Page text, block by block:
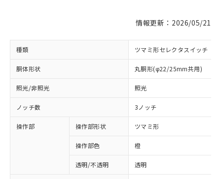
情報更新：2026/05/21
種類 ツマミ形セレクタスイッチ
胴体形状 丸胴形(φ22/25mm共用)
照光/非照光 照光
ノッチ数 3ノッチ
操作部 操作部形状 ツマミ形
操作部色 橙
透明/不透明 透明